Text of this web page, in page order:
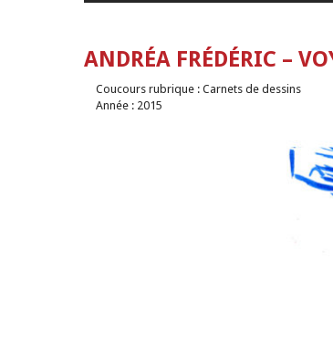
ANDRÉA FRÉDÉRIC –
Coucours rubrique : Carnets de dessins
Année : 2015